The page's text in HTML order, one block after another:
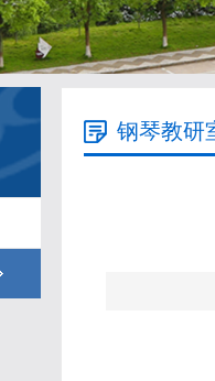
钢琴教研